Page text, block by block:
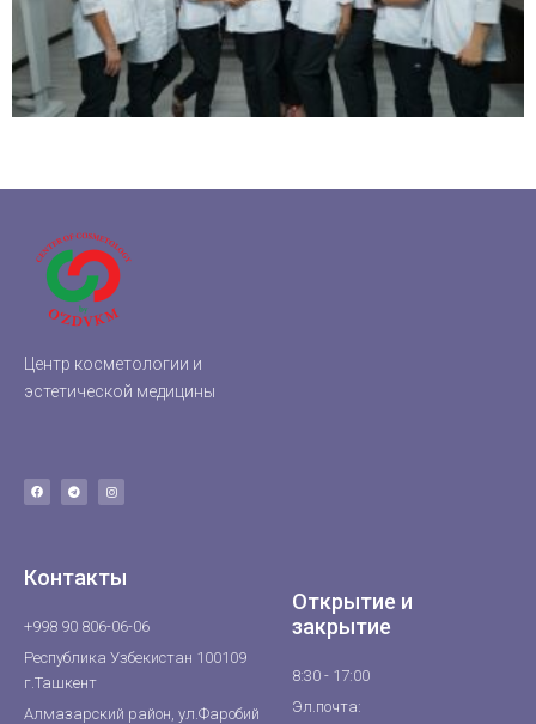
Центр косметологии и
эстетической медицины
Контакты
+998 90 806-06-06
Республика Узбекистан 100109
г.Ташкент
Алмазарский район, ул.Фаробий
Открытие и
закрытие
8:30 - 17:00
Эл.почта: